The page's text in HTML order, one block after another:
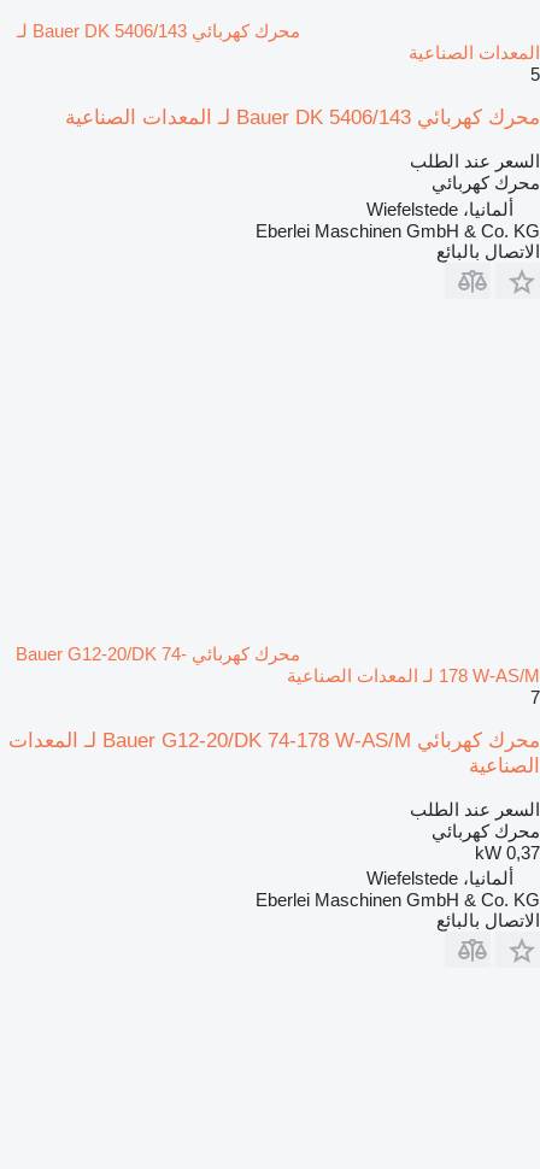
محرك كهربائي Bauer DK 5406/143 لـ
المعدات الصناعية
5
محرك كهربائي Bauer DK 5406/143 لـ المعدات الصناعية
السعر عند الطلب
محرك كهربائي
ألمانيا، Wiefelstede
Eberlei Maschinen GmbH & Co. KG
الاتصال بالبائع
محرك كهربائي Bauer G12-20/DK 74-
178 W-AS/M لـ المعدات الصناعية
7
محرك كهربائي Bauer G12-20/DK 74-178 W-AS/M لـ المعدات
الصناعية
السعر عند الطلب
محرك كهربائي
0,37 kW
ألمانيا، Wiefelstede
Eberlei Maschinen GmbH & Co. KG
الاتصال بالبائع